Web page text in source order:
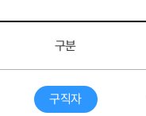
구분
구직자